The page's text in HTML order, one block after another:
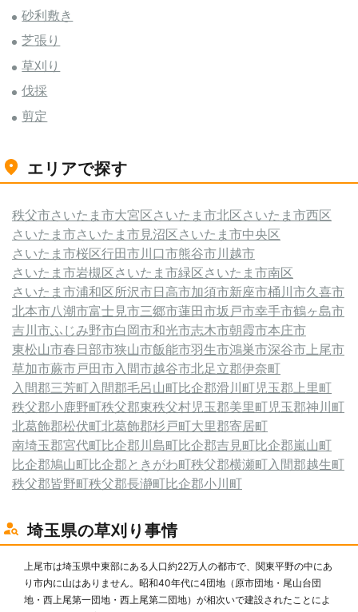
砂利敷き
芝張り
草刈り
伐採
剪定
エリアで探す
秩父市さいたま市大宮区さいたま市北区さいたま市西区
さいたま市さいたま市見沼区さいたま市中央区
さいたま市桜区行田市川口市熊谷市川越市
さいたま市岩槻区さいたま市緑区さいたま市南区
さいたま市浦和区所沢市日高市加須市新座市桶川市久喜市
北本市八潮市富士見市三郷市蓮田市坂戸市幸手市鶴ヶ島市
吉川市ふじみ野市白岡市和光市志木市朝霞市本庄市
東松山市春日部市狭山市飯能市羽生市鴻巣市深谷市上尾市
草加市蕨市戸田市入間市越谷市北足立郡伊奈町
入間郡三芳町入間郡毛呂山町比企郡滑川町児玉郡上里町
秩父郡小鹿野町秩父郡東秩父村児玉郡美里町児玉郡神川町
北葛飾郡松伏町北葛飾郡杉戸町大里郡寄居町
南埼玉郡宮代町比企郡川島町比企郡吉見町比企郡嵐山町
比企郡鳩山町比企郡ときがわ町秩父郡横瀬町入間郡越生町
秩父郡皆野町秩父郡長瀞町比企郡小川町
埼玉県の草刈り事情
上尾市は埼玉県中東部にある人口約22万人の都市で、関東平野の中にあ
り市内に山はありません。昭和40年代に4団地（原市団地・尾山台団
地・西上尾第一団地・西上尾第二団地）が相次いで建設されたことによ